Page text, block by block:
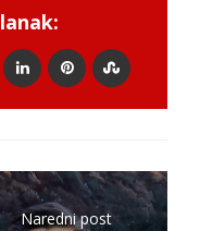
Naredni post